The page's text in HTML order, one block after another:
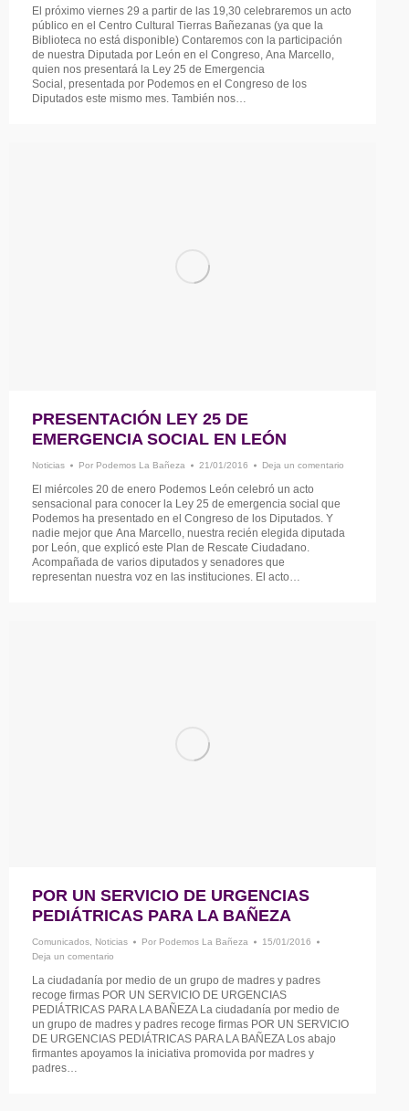
El próximo viernes 29 a partir de las 19,30 celebraremos un acto
público en el Centro Cultural Tierras Bañezanas (ya que la
Biblioteca no está disponible) Contaremos con la participación
de nuestra Diputada por León en el Congreso, Ana Marcello,
quien nos presentará la Ley 25 de Emergencia
Social, presentada por Podemos en el Congreso de los
Diputados este mismo mes. También nos…
PRESENTACIÓN LEY 25 DE
EMERGENCIA SOCIAL EN LEÓN
Noticias Por Podemos La Bañeza 21/01/2016 Deja un comentario
El miércoles 20 de enero Podemos León celebró un acto
sensacional para conocer la Ley 25 de emergencia social que
Podemos ha presentado en el Congreso de los Diputados. Y
nadie mejor que Ana Marcello, nuestra recién elegida diputada
por León, que explicó este Plan de Rescate Ciudadano.
Acompañada de varios diputados y senadores que
representan nuestra voz en las instituciones. El acto…
POR UN SERVICIO DE URGENCIAS
PEDIÁTRICAS PARA LA BAÑEZA
Comunicados Noticias Por Podemos La Bañeza
15/01/2016
Deja un comentario
La ciudadanía por medio de un grupo de madres y padres
recoge firmas POR UN SERVICIO DE URGENCIAS
PEDIÁTRICAS PARA LA BAÑEZA La ciudadanía por medio de
un grupo de madres y padres recoge firmas POR UN SERVICIO
DE URGENCIAS PEDIÁTRICAS PARA LA BAÑEZA Los abajo
firmantes apoyamos la iniciativa promovida por madres y
padres…